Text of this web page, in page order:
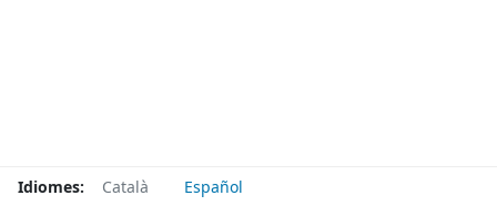
Idiomes: Català Español